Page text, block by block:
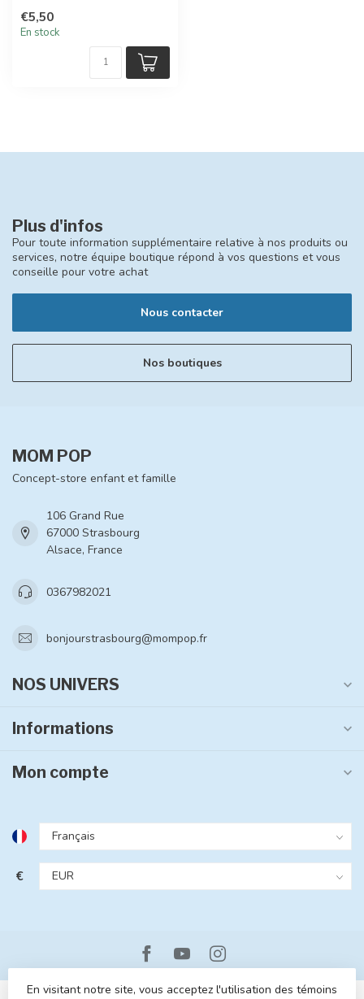
Pretenders...
€5,50
En stock
Plus d'infos
Pour toute information supplémentaire relative à nos produits ou
services, notre équipe boutique répond à vos questions et vous
conseille pour votre achat
Nous contacter
Nos boutiques
MOM POP
Concept-store enfant et famille
106 Grand Rue
67000 Strasbourg
Alsace, France
0367982021
bonjourstrasbourg@mompop.fr
NOS UNIVERS
Informations
Mon compte
€
En visitant notre site, vous acceptez l'utilisation des témoins